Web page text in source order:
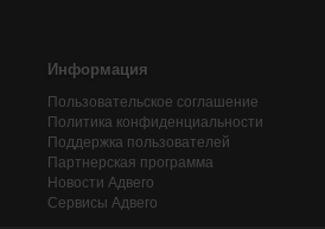
Информация
Пользовательское соглашение
Политика конфиденциальности
Поддержка пользователей
Партнерская программа
Новости Адвего
Сервисы Адвего